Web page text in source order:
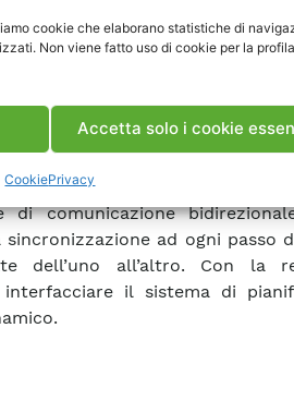
cookie che elaborano statistiche di
Non viene fatto uso di cookie per la
Accetta solo i cookie
CookiePrivacy
Laboratory). DGS-SimLab è un
l’attività di simulazione
con altri ambienti di
di simulazione dedicato
tuttavia non è adatto alla
complessi, quali sono
di ottimizzazione o di stima
di comunicazione
ad ogni passo
dell’uno all’altro. Con la
il sistema di